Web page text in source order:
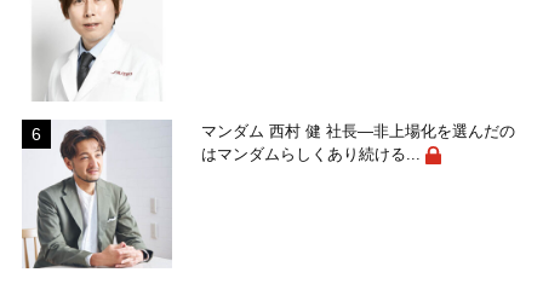
マンダム 西村 健 社長―非上場化を選んだの
はマンダムらしくあり続ける...